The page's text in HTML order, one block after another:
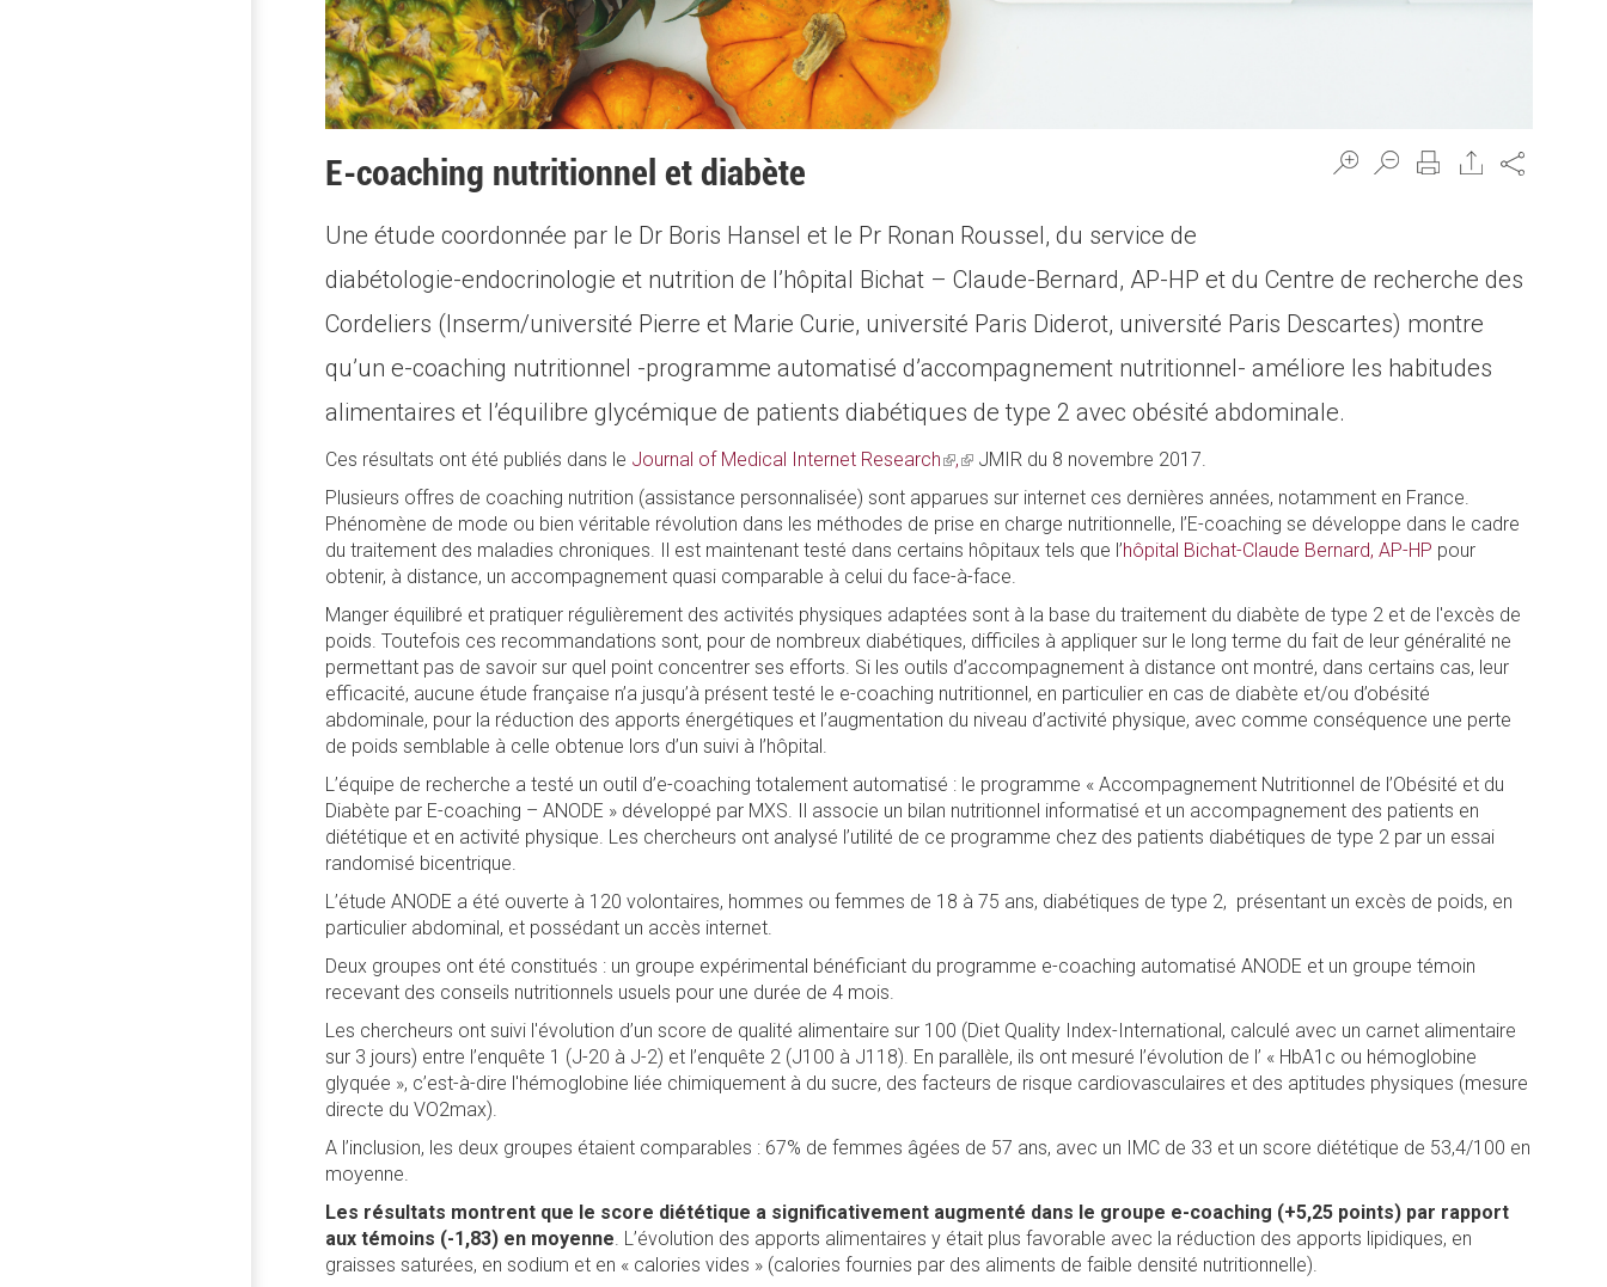
Share
E-coaching nutritionnel et diabète
Une étude coordonnée par le Dr Boris Hansel et le Pr Ronan Roussel, du service de
diabétologie-endocrinologie et nutrition de l’hôpital Bichat – Claude-Bernard, AP-HP et du Centre de recherche des
Cordeliers (Inserm/université Pierre et Marie Curie, université Paris Diderot, université Paris Descartes) montre
qu’un e-coaching nutritionnel -programme automatisé d’accompagnement nutritionnel- améliore les habitudes
alimentaires et l’équilibre glycémique de patients diabétiques de type 2 avec obésité abdominale.
Ces résultats ont été publiés dans le Journal of Medical Internet Research(link
external)
,(link
external)
JMIR du 8 novembre 2017.
Plusieurs offres de coaching nutrition (assistance personnalisée) sont apparues sur internet ces dernières années, notamment en France.
Phénomène de mode ou bien véritable révolution dans les méthodes de prise en charge nutritionnelle, l’E-coaching se développe dans le cadre
du traitement des maladies chroniques. Il est maintenant testé dans certains hôpitaux tels que l’hôpital Bichat-Claude Bernard, AP-HP pour
obtenir, à distance, un accompagnement quasi comparable à celui du face-à-face.
Manger équilibré et pratiquer régulièrement des activités physiques adaptées sont à la base du traitement du diabète de type 2 et de l'excès de
poids. Toutefois ces recommandations sont, pour de nombreux diabétiques, difficiles à appliquer sur le long terme du fait de leur généralité ne
permettant pas de savoir sur quel point concentrer ses efforts. Si les outils d’accompagnement à distance ont montré, dans certains cas, leur
efficacité, aucune étude française n’a jusqu’à présent testé le e-coaching nutritionnel, en particulier en cas de diabète et/ou d’obésité
abdominale, pour la réduction des apports énergétiques et l’augmentation du niveau d’activité physique, avec comme conséquence une perte
de poids semblable à celle obtenue lors d’un suivi à l’hôpital.
L’équipe de recherche a testé un outil d’e-coaching totalement automatisé : le programme « Accompagnement Nutritionnel de l’Obésité et du
Diabète par E-coaching – ANODE » développé par MXS. Il associe un bilan nutritionnel informatisé et un accompagnement des patients en
diététique et en activité physique. Les chercheurs ont analysé l’utilité de ce programme chez des patients diabétiques de type 2 par un essai
randomisé bicentrique.
L’étude ANODE a été ouverte à 120 volontaires, hommes ou femmes de 18 à 75 ans, diabétiques de type 2, présentant un excès de poids, en
particulier abdominal, et possédant un accès internet.
Deux groupes ont été constitués : un groupe expérimental bénéficiant du programme e-coaching automatisé ANODE et un groupe témoin
recevant des conseils nutritionnels usuels pour une durée de 4 mois.
Les chercheurs ont suivi l'évolution d’un score de qualité alimentaire sur 100 (Diet Quality Index-International, calculé avec un carnet alimentaire
sur 3 jours) entre l’enquête 1 (J-20 à J-2) et l’enquête 2 (J100 à J118). En parallèle, ils ont mesuré l’évolution de l’ « HbA1c ou hémoglobine
glyquée », c’est-à-dire l'hémoglobine liée chimiquement à du sucre, des facteurs de risque cardiovasculaires et des aptitudes physiques (mesure
directe du VO2max).
A l’inclusion, les deux groupes étaient comparables : 67% de femmes âgées de 57 ans, avec un IMC de 33 et un score diététique de 53,4/100 en
moyenne.
Les résultats montrent que le score diététique a significativement augmenté dans le groupe e-coaching (+5,25 points) par rapport
aux témoins (-1,83) en moyenne . L’évolution des apports alimentaires y était plus favorable avec la réduction des apports lipidiques, en
graisses saturées, en sodium et en « calories vides » (calories fournies par des aliments de faible densité nutritionnelle).